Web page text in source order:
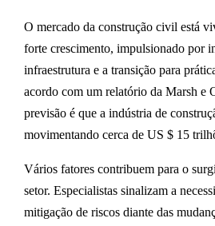
O mercado da construção civil está
forte crescimento, impulsionado por
infraestrutura e a transição para
acordo com um relatório da Marsh e
previsão é que a indústria de
movimentando cerca de US $ 15
Vários fatores contribuem para o
setor. Especialistas sinalizam a
mitigação de riscos diante das